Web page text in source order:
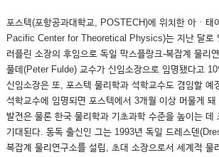
포스텍(포항공과대학교, POSTECH)에 위치한 아ㆍ태
Pacific Center for Theoretical Physics)는 지난 달로
러플린 소장의 후임으로 독일 막스플랑크-복잡계 물리
풀데(Peter Fulde) 교수가 신임소장으로 임명됐다고 10
신임소장은 또, 포스텍 물리학과 석학교수도 겸임할 예
석학교수에 임명되면 포스텍에서 3개월 이상 머물게 돼
발전은 물론 한국 물리학과 기초과학 수준을 높이는 데
기대된다. 동독 출신인 그는 1993년 독일 드레스덴
복잡계 물리연구소를 설립, 초대 소장으로서 세계적 물